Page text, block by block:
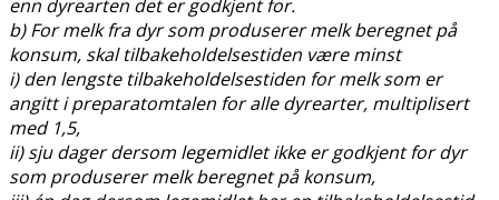
enn dyrearten det er godkjent for.
b) For melk fra dyr som produserer melk beregnet på
konsum, skal tilbakeholdelsestiden være minst
i) den lengste tilbakeholdelsestiden for melk som er
angitt i preparatomtalen for alle dyrearter, multiplisert
med 1,5,
ii) sju dager dersom legemidlet ikke er godkjent for dyr
som produserer melk beregnet på konsum,